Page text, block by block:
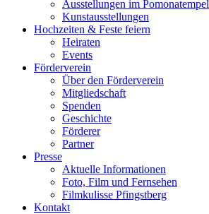
Ausstellungen im Pomonatempel
Kunstausstellungen
Hochzeiten & Feste feiern
Heiraten
Events
Förderverein
Über den Förderverein
Mitgliedschaft
Spenden
Geschichte
Förderer
Partner
Presse
Aktuelle Informationen
Foto, Film und Fernsehen
Filmkulisse Pfingstberg
Kontakt